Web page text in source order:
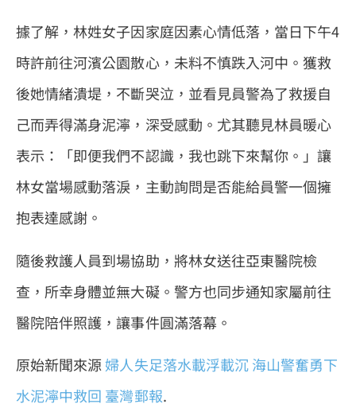
據了解，林姓女子因家庭因素心情低落，當日下午4
時許前往河濱公園散心，未料不慎跌入河中。獲救
後她情緒潰堤，不斷哭泣，並看見員警為了救援自
己而弄得滿身泥濘，深受感動。尤其聽見林員暖心
表示：「即便我們不認識，我也跳下來幫你。」讓
林女當場感動落淚，主動詢問是否能給員警一個擁
抱表達感謝。
隨後救護人員到場協助，將林女送往亞東醫院檢
查，所幸身體並無大礙。警方也同步通知家屬前往
醫院陪伴照護，讓事件圓滿落幕。
原始新聞來源婦人失足落水載浮載沉 海山警奮勇下
水泥濘中救回 臺灣郵報.